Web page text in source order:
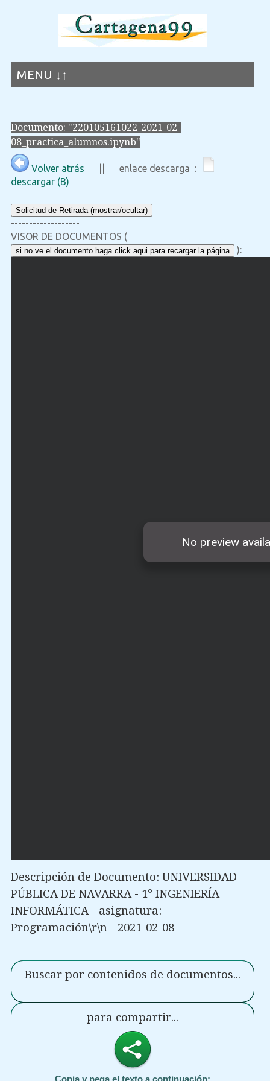
MENU ↓↑
Documento: "220105161022-2021-02-
08_practica_alumnos.ipynb"
Volver atrás || enlace descarga :
descargar (B)
Solicitud de Retirada (mostrar/ocultar)
-------------------
VISOR DE DOCUMENTOS (
si no ve el documento haga click aqui para recargar la página ):
Descripción de Documento: UNIVERSIDAD
PÚBLICA DE NAVARRA - 1º INGENIERÍA
INFORMÁTICA - asignatura:
Programación\r\n - 2021-02-08
Buscar por contenidos de documentos...
para compartir...